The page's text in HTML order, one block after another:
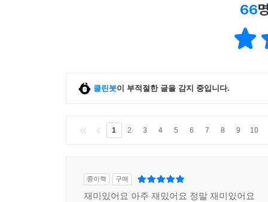
66
클린봇이 부적절한 글을 감지 중입니다.
1 2 3 4 5 6 7 8 9 10
종이책 구매
재미있어요 아주 재밌어요 정말 재미있어요